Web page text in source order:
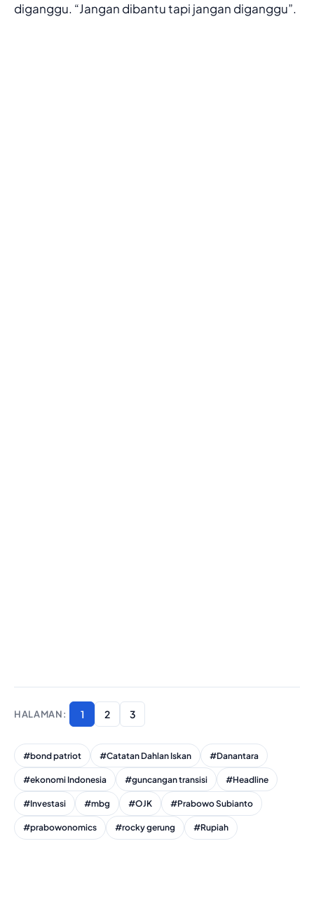
diganggu. “Jangan dibantu tapi jangan diganggu”.
1 2 3
#bond patriot #Catatan Dahlan Iskan #Danantara
#ekonomi Indonesia #guncangan transisi #Headline
#Investasi #mbg #OJK #Prabowo Subianto
#prabowonomics #rocky gerung #Rupiah